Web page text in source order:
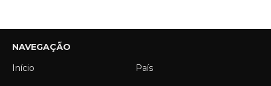
NAVEGAÇÃO
Início
País